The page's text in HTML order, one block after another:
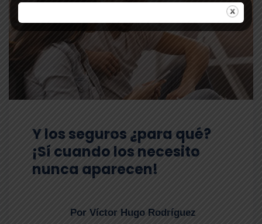
Y los seguros ¿para qué?
¡Sí cuando los necesito
nunca aparecen!
Por Víctor Hugo Rodríguez